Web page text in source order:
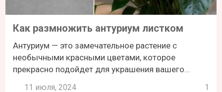
Как размножить антуриум листком
Антуриум — это замечательное растение с
необычными красными цветами, которое
прекрасно подойдет для украшения вашего...
11 июля, 2024 1